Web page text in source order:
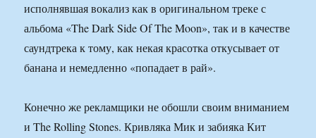
исполнявшая вокализ как в оригинальном треке с
альбома «The Dark Side Of The Moon», так и в качестве
саундтрека к тому, как некая красотка откусывает от
банана и немедленно «попадает в рай».
Конечно же рекламщики не обошли своим вниманием
и The Rolling Stones. Кривляка Мик и забияка Кит